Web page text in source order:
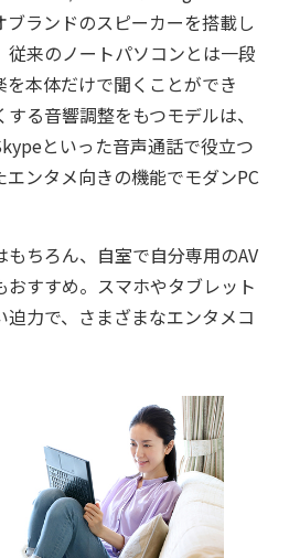
ブランドのスピーカーを搭載し
従来のノートパソコンとは一段
本体だけで聞くことができ
る音響調整をもつモデルは、
といった音声通話で役立つ
ンタメ向きの機能でモダンPC
ちろん、自室で自分専用のAV
すすめ。スマホやタブレット
迫力で、さまざまなエンタメコ